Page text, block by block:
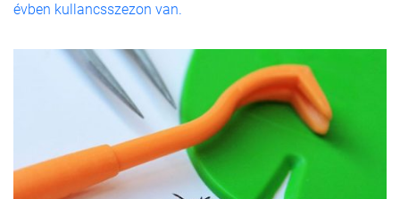
évben kullancsszezon van.